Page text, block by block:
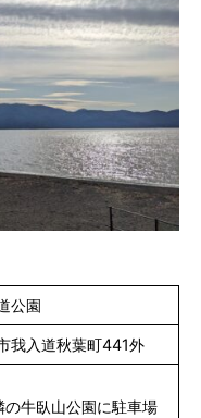
公園
我入道秋葉町441外
の牛臥山公園に駐車場